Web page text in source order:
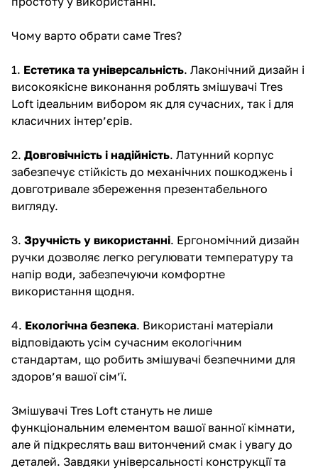
Чому варто обрати саме Tres?
1. Естетика та універсальність. Лаконічний дизайн і
високоякісне виконання роблять змішувачі Tres
Loft ідеальним вибором як для сучасних, так і для
класичних інтер’єрів.
2. Довговічність і надійність. Латунний корпус
забезпечує стійкість до механічних пошкоджень і
довготривале збереження презентабельного
вигляду.
3. Зручність у використанні. Ергономічний дизайн
ручки дозволяє легко регулювати температуру та
напір води, забезпечуючи комфортне
використання щодня.
4. Екологічна безпека. Використані матеріали
відповідають усім сучасним екологічним
стандартам, що робить змішувачі безпечними для
здоров’я вашої сім’ї.
Змішувачі Tres Loft стануть не лише
функціональним елементом вашої ванної кімнати,
але й підкреслять ваш витончений смак і увагу до
деталей. Завдяки універсальності конструкції та